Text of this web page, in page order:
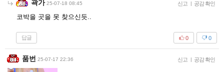
곽가 25-07-18 08:45 신고 | 공감 확인
코박을 곳을 못 찾으신듯..
답글 0
0
품번 25-07-17 22:36 신고 | 공감 확인